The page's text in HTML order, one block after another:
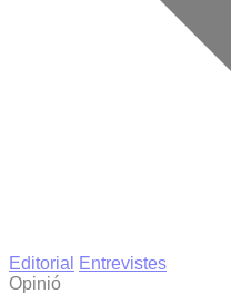
Editorial
Entrevistes
Opinió